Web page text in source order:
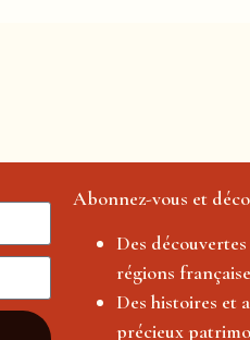
Abonnez-vous et
Des
régions
Des histoires et
précieux